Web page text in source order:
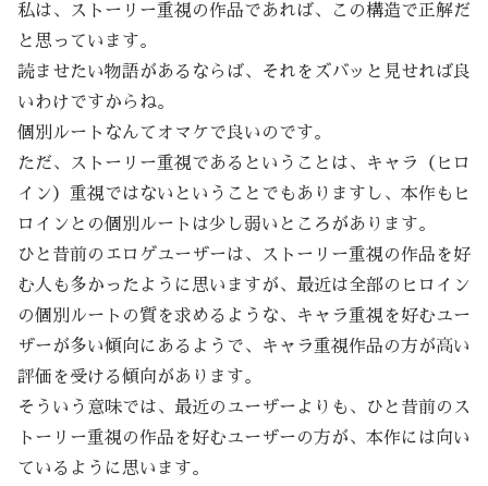
私は、ストーリー重視の作品であれば、この構造で正解だ
と思っています。
読ませたい物語があるならば、それをズバッと見せれば良
いわけですからね。
個別ルートなんてオマケで良いのです。
ただ、ストーリー重視であるということは、キャラ（ヒロ
イン）重視ではないということでもありますし、本作もヒ
ロインとの個別ルートは少し弱いところがあります。
ひと昔前のエロゲユーザーは、ストーリー重視の作品を好
む人も多かったように思いますが、最近は全部のヒロイン
の個別ルートの質を求めるような、キャラ重視を好むユー
ザーが多い傾向にあるようで、キャラ重視作品の方が高い
評価を受ける傾向があります。
そういう意味では、最近のユーザーよりも、ひと昔前のス
トーリー重視の作品を好むユーザーの方が、本作には向い
ているように思います。